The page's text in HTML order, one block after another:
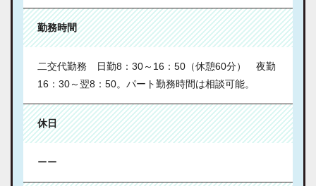
勤務時間
二交代勤務 日勤8：30～16：50（休憩60分） 夜勤
16：30～翌8：50。パート勤務時間は相談可能。
休日
ーー